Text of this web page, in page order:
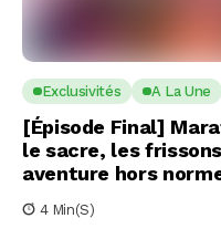
Exclusivités A La Une
[Épisode Final]
le sacre, les
aventure hors
4 Min(s)